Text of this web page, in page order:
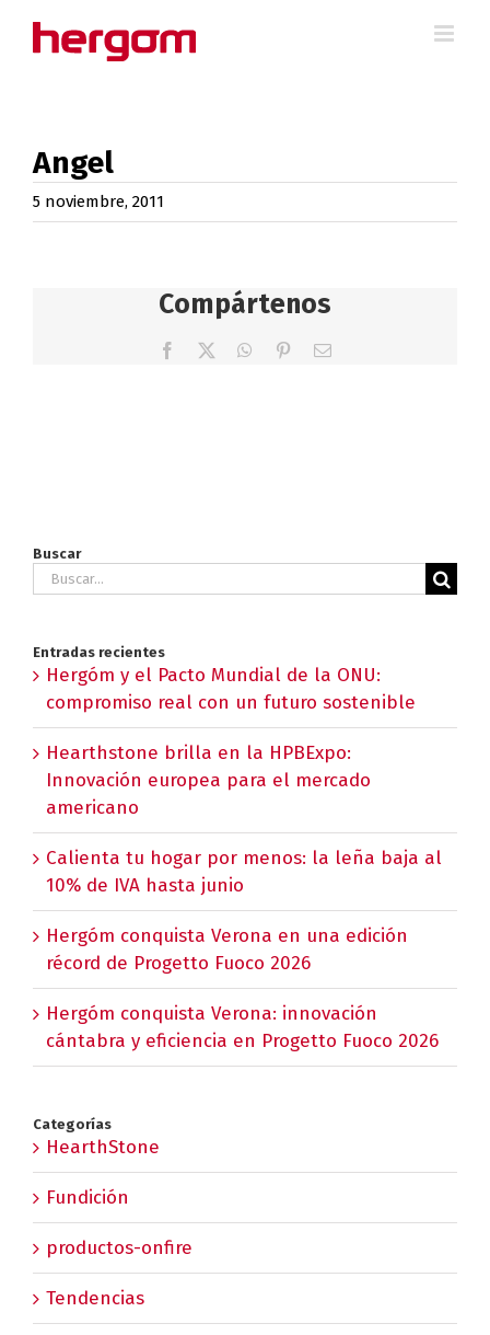
Angel
5 noviembre, 2011
Compártenos
Facebook WhatsApp
PinterestCorreo
Buscar
Buscar:
Entradas recientes
Hergóm y el Pacto Mundial de la ONU:
compromiso real con un futuro sostenible
Hearthstone brilla en la HPBExpo:
Innovación europea para el mercado
americano
Calienta tu hogar por menos: la leña baja al
10% de IVA hasta junio
Hergóm conquista Verona en una edición
récord de Progetto Fuoco 2026
Hergóm conquista Verona: innovación
cántabra y eficiencia en Progetto Fuoco 2026
Categorías
HearthStone
Fundición
productos-onfire
Tendencias